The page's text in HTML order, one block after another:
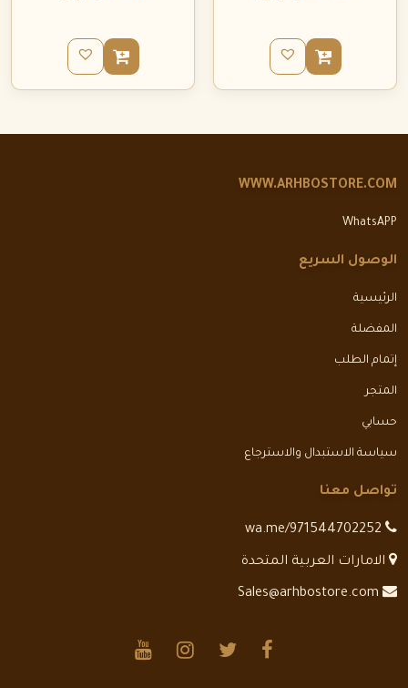
WWW.ARHBOSTORE.COM
WhatsAPP
الوصول السريع
الرئيسية
المفضلة
إتمام الطلب
المتجر
حسابي
سياسة الاستبدال والاسترجاع
تواصل معنا
الامارات العربية المتحدة